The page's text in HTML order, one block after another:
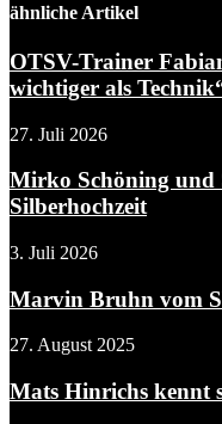
ähnliche Artikel
OTSV-Trainer
wichtiger als
27. Juli 2026
Mirko Schöning und
Silberhochzeit
3. Juli 2026
Marvin Bruhn vom
27. August 2025
Mats Hinrichs kennt